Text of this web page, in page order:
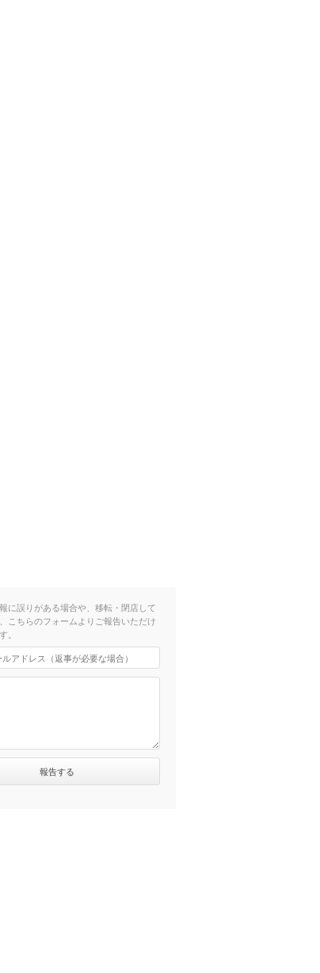
に誤りがある場合や、移転・閉店して
こちらのフォームよりご報告いただけ
。